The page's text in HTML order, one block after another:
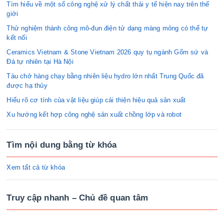
Tìm hiểu về một số công nghệ xử lý chất thải y tế hiện nay trên thế
giới
Thử nghiệm thành công mô-đun điện tử dạng màng mỏng có thể tự
kết nối
Ceramics Vietnam & Stone Vietnam 2026 quy tụ ngành Gốm sứ và
Đá tự nhiên tại Hà Nội
Tàu chở hàng chạy bằng nhiên liệu hydro lớn nhất Trung Quốc đã
được hạ thủy
Hiểu rõ cơ tính của vật liệu giúp cải thiện hiệu quả sản xuất
Xu hướng kết hợp công nghệ sản xuất chồng lớp và robot
Tìm nội dung bằng từ khóa
Xem tất cả từ khóa
Truy cập nhanh – Chủ đề quan tâm